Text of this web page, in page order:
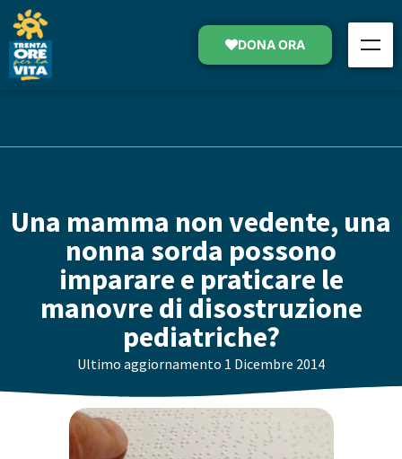
DONA ORA
Una mamma non vedente, una
nonna sorda possono
imparare e praticare le
manovre di disostruzione
pediatriche?
Ultimo aggiornamento 1 Dicembre 2014